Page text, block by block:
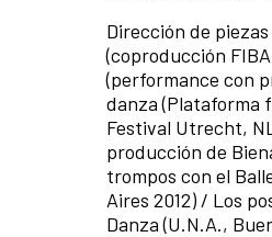
Dirección de
(coproducción
(performance con
danza (Plataforma
Festival Utrecht,
producción de
trompos con el
Aires 2012) / Los
Danza (U.N.A.,